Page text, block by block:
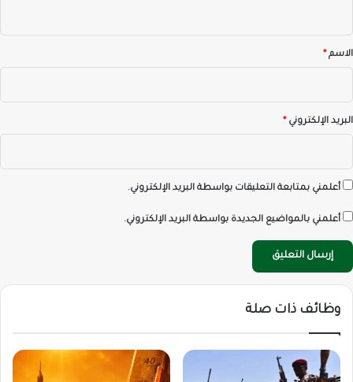
*الاسم*
البريد الإلكتروني*
أعلمني بمتابعة التعليقات بواسطة البريد الإلكتروني.
أعلمني بالمواضيع الجديدة بواسطة البريد الإلكتروني.
وظائف ذات صلة